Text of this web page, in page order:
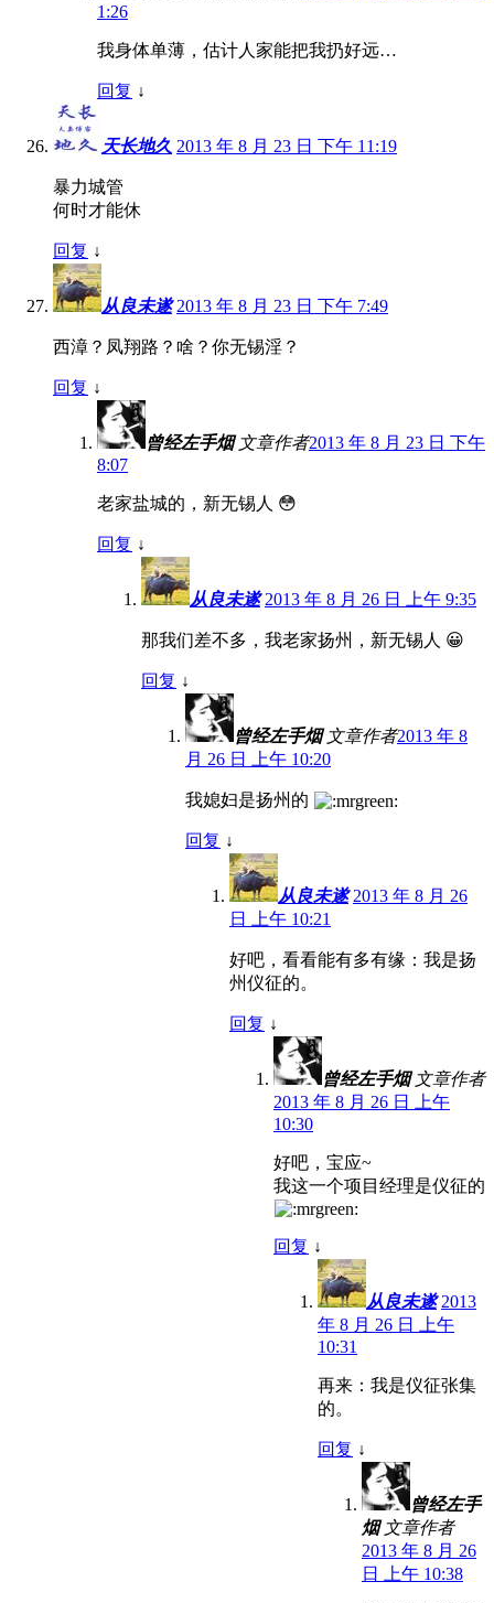
1:26
我身体单薄，估计人家能把我扔好远…
回复 ↓
天长地久 2013 年 8 月 23 日 下午 11:19
暴力城管
何时才能休
回复 ↓
从良未遂 2013 年 8 月 23 日 下午 7:49
西漳？凤翔路？啥？你无锡淫？
回复 ↓
曾经左手烟 文章作者2013 年 8 月 23 日 下午
8:07
老家盐城的，新无锡人 😳
回复 ↓
从良未遂 2013 年 8 月 26 日 上午 9:35
那我们差不多，我老家扬州，新无锡人 😀
回复 ↓
曾经左手烟 文章作者2013 年 8
月 26 日 上午 10:20
我媳妇是扬州的
回复 ↓
从良未遂 2013 年 8 月 26
日 上午 10:21
好吧，看看能有多有缘：我是扬
州仪征的。
回复 ↓
曾经左手烟 文章作者
2013 年 8 月 26 日 上午
10:30
好吧，宝应~
我这一个项目经理是仪征的
回复 ↓
从良未遂 2013
年 8 月 26 日 上午
10:31
再来：我是仪征张集
的。
回复 ↓
曾经左手
烟 文章作者
2013 年 8 月 26
日 上午 10:38